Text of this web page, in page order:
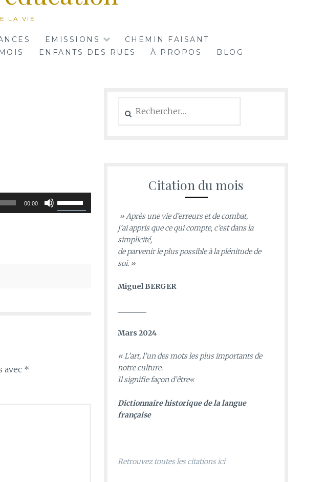
LA VIE
EMISSIONS
CHEMIN FAISANT
ENFANTS DES RUES À PROPOS BLOG
00:00
Utilisez
les
avec *
Citation du mois
» Après une vie d’erreurs et de combat,
j’ai appris que ce qui compte, c’est dans la
simplicité,
de parvenir le plus possible à la plénitude de
soi. »
Miguel BERGER
Mars 2024
«L’art, l’un des mots les plus importants de
notre culture.
Il signifie façon d’être«
Dictionnaire historique de la langue
française
Retrouvez toutes les citations ici